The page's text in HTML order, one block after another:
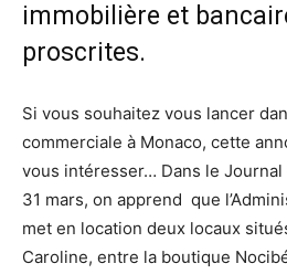
immobilière et
proscrites.
Si vous souhaitez vous lancer
commerciale à Monaco, cette
vous intéresser… Dans le
31 mars, on apprend que
met en location deux locaux
Caroline, entre la boutique